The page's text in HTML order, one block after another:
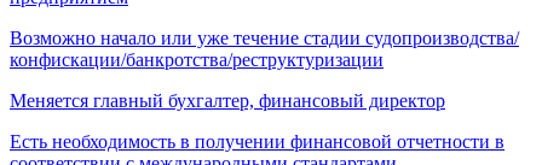
Возможно начало или уже течение стадии судопроизводства/
конфискации/банкротства/реструктуризации
Меняется главный бухгалтер, финансовый директор
Есть необходимость в получении финансовой отчетности в